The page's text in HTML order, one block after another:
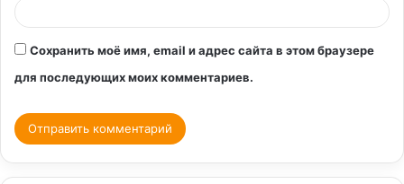
Сохранить моё имя, email и адрес сайта в этом браузере
для последующих моих комментариев.